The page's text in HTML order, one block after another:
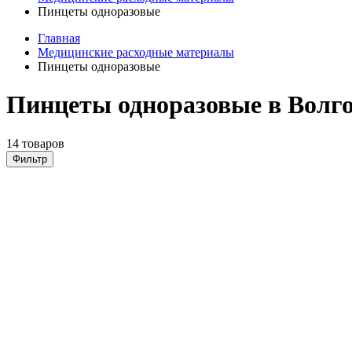
Пинцеты одноразовые
Главная
Медицинские расходные материалы
Пинцеты одноразовые
Пинцеты одноразовые в
14 товаров
Фильтр